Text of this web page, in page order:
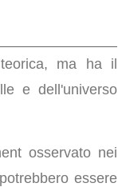
ma ha il
e dell'universo
osservato nei
essere